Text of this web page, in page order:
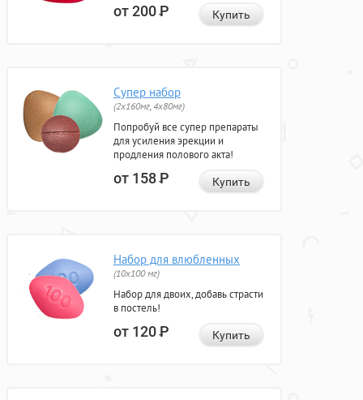
от 200Р Купить
Супер набор
(2х160мг, 4х80мг)
Попробуй все супер препараты
для усиления эрекции и
продления полового акта!
от 158Р Купить
Набор для влюбленных
(10х100 мг)
Набор для двоих, добавь страсти
в постель!
от 120Р Купить